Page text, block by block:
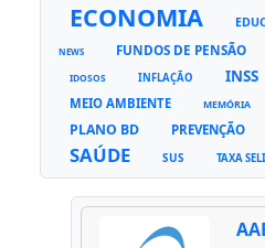
ECONOMIA
NEWS FUNDOS DE PENSÃO
IDOSOS INFLAÇÃO INSS
MEIO AMBIENTE MEMÓRIA
PLANO BD PREVENÇÃO
SAÚDE SUS TAXA